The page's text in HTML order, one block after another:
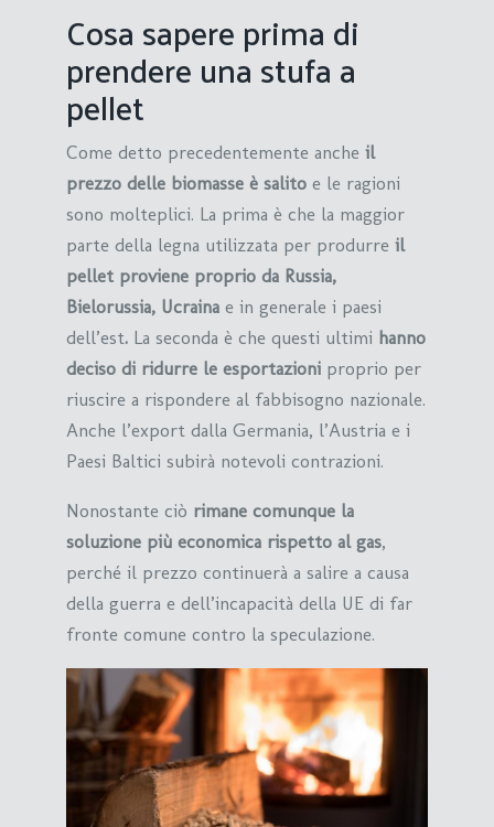
Cosa sapere prima di
prendere una stufa a
pellet
Come detto precedentemente anche il
prezzo delle biomasse è salito e le ragioni
sono molteplici. La prima è che la maggior
parte della legna utilizzata per produrre il
pellet proviene proprio da Russia,
Bielorussia, Ucraina e in generale i paesi
dell’est. La seconda è che questi ultimi hanno
deciso di ridurre le esportazioni proprio per
riuscire a rispondere al fabbisogno nazionale.
Anche l’export dalla Germania, l’Austria e i
Paesi Baltici subirà notevoli contrazioni.
Nonostante ciò rimane comunque la
soluzione più economica rispetto al gas,
perché il prezzo continuerà a salire a causa
della guerra e dell’incapacità della UE di far
fronte comune contro la speculazione.